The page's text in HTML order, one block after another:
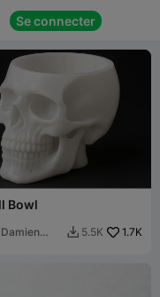
Se connecter
 
Bowl
Damien
 5.5K 1.7K